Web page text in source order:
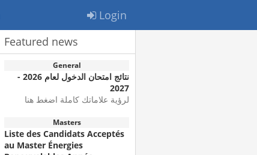
Login
Featured news
General
نتائج امتحان الدخول لعام 2026 -
2027
لرؤية علاماتك كاملة اضغط هنا
Masters
Liste des Candidats Acceptés
au Master Énergies